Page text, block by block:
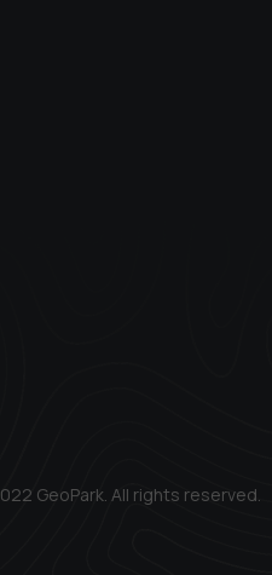
GeoPark. All rights reserved.